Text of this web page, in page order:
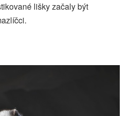
lišky začaly být